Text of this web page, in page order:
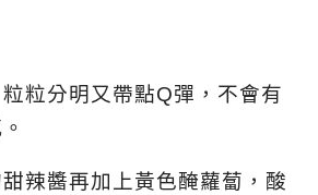
粒分明又帶點Q彈，不會有
辣醬再加上黃色醃蘿蔔，酸